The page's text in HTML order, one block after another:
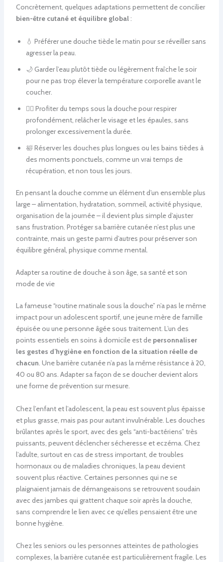
Concrètement, quelques adaptations permettent de concilier
bien-être cutané et équilibre global:
💧 Préférer une douche tiède le matin pour se réveiller sans
agresser la peau.
🌙 Garder l’eau plutôt tiède ou légèrement fraîche le soir
pour ne pas trop élever la température corporelle avant le
coucher.
🧘‍♀️ Profiter du temps sous la douche pour respirer
profondément, relâcher le visage et les épaules, sans
prolonger excessivement la durée.
🛀 Réserver les douches plus longues ou les bains tièdes à
des moments ponctuels, comme un vrai temps de
récupération, et non tous les jours.
En pensant la douche comme un élément d’un ensemble plus
large – alimentation, hydratation, sommeil, activité physique,
organisation de la journée – il devient plus simple d’ajuster
sans frustration. Protéger sa barrière cutanée n’est plus une
contrainte, mais un geste parmi d’autres pour préserver son
équilibre général, physique comme mental.
Adapter sa routine de douche à son âge, sa santé et son
mode de vie
La fameuse “routine matinale sous la douche” n’a pas le même
impact pour un adolescent sportif, une jeune mère de famille
épuisée ou une personne âgée sous traitement. L’un des
points essentiels en soins à domicile est de personnaliser
les gestes d’hygiène en fonction de la situation réelle de
chacun. Une barrière cutanée n’a pas la même résistance à 20,
40 ou 80 ans. Adapter sa façon de se doucher devient alors
une forme de prévention sur mesure.
Chez l’enfant et l’adolescent, la peau est souvent plus épaisse
et plus grasse, mais pas pour autant invulnérable. Les douches
brûlantes après le sport, avec des gels “anti-bactériens” très
puissants, peuvent déclencher sécheresse et eczéma. Chez
l’adulte, surtout en cas de stress important, de troubles
hormonaux ou de maladies chroniques, la peau devient
souvent plus réactive. Certaines personnes qui ne se
plaignaient jamais de démangeaisons se retrouvent soudain
avec des jambes qui grattent chaque soir après la douche,
sans comprendre le lien avec ce qu’elles pensaient être une
bonne hygiène.
Chez les seniors ou les personnes atteintes de pathologies
complexes, la barrière cutanée est particulièrement fragile. Les